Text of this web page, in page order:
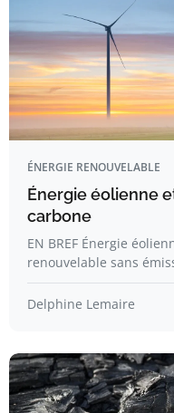
ÉNERGIE RENOUVELABLE
Énergie éolienne
carbone
EN BREF Énergie
renouvelable sans
Delphine Lemaire